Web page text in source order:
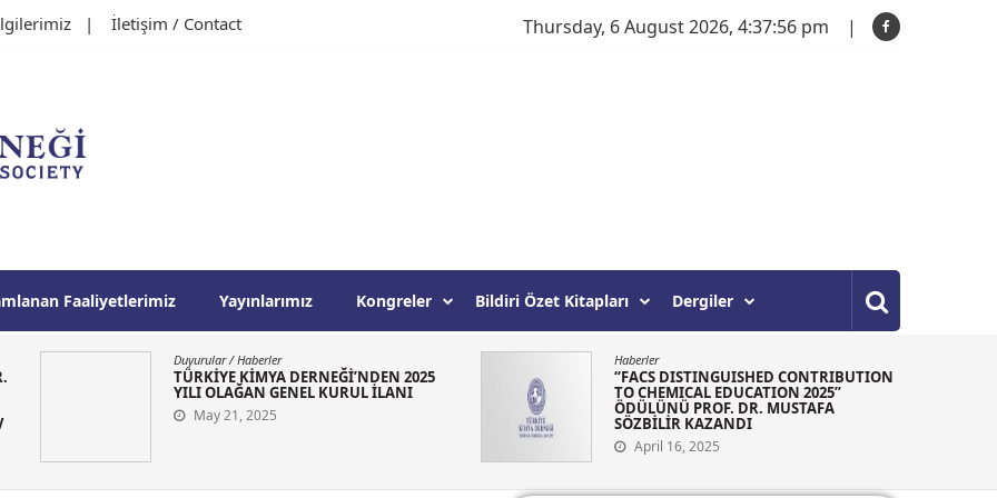
İletişim / Contact Thursday, 6 August 2026, 4:37:57 pm
Faaliyetlerimiz Yayınlarımız Kongreler Bildiri Özet Kitapları Dergiler
Haberler
“FACS DISTINGUISHED CONTRIBUTION
TO CHEMICAL EDUCATION 2025”
ÖDÜLÜNÜ PROF. DR. MUSTAFA
SÖZBİLİR KAZANDI
Haberler
“IUPAC SOLVAY FOR YOUNG CHEMISTS
2025” ÖDÜLÜNÜ Ç. ONSEKİZ MART
ÜNİVERSİTESİ KİMYA BÖLÜMÜ
ANALİTİK KİMYA ANA BİLİMDALINDAN
“DR.SELEN AYAZ” KAZANDI